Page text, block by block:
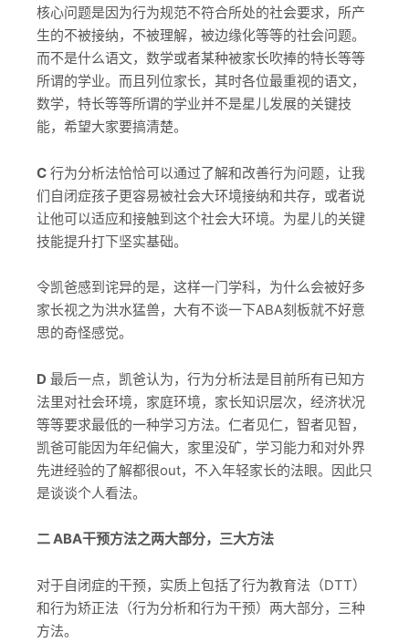
核心问题是因为行为规范不符合所处的社会要求，所产
生的不被接纳，不被理解，被边缘化等等的社会问题。
而不是什么语文，数学或者某种被家长吹捧的特长等等
所谓的学业。而且列位家长，其时各位最重视的语文，
数学，特长等等所谓的学业并不是星儿发展的关键技
能，希望大家要搞清楚。
C 行为分析法恰恰可以通过了解和改善行为问题，让我
们自闭症孩子更容易被社会大环境接纳和共存，或者说
让他可以适应和接触到这个社会大环境。为星儿的关键
技能提升打下坚实基础。
令凯爸感到诧异的是，这样一门学科，为什么会被好多
家长视之为洪水猛兽，大有不谈一下ABA刻板就不好意
思的奇怪感觉。
D 最后一点，凯爸认为，行为分析法是目前所有已知方
法里对社会环境，家庭环境，家长知识层次，经济状况
等等要求最低的一种学习方法。仁者见仁，智者见智，
凯爸可能因为年纪偏大，家里没矿，学习能力和对外界
先进经验的了解都很out，不入年轻家长的法眼。因此只
是谈谈个人看法。
二 ABA干预方法之两大部分，三大方法
对于自闭症的干预，实质上包括了行为教育法（DTT）
和行为矫正法（行为分析和行为干预）两大部分，三种
方法。